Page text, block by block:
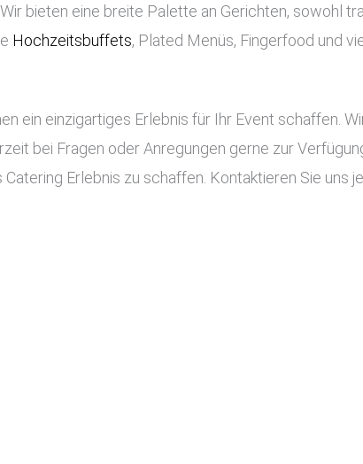
bieten eine breite Palette an Gerichten, sowohl
Hochzeitsbuffets, Plated Menüs, Fingerfood und
ein einzigartiges Erlebnis für Ihr Event schaffen.
bei Fragen oder Anregungen gerne zur
Erlebnis zu schaffen. Kontaktieren Sie uns